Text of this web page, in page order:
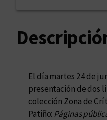
El día martes 24 de
presentación de dos
colección Zona de
Patiño: Páginas